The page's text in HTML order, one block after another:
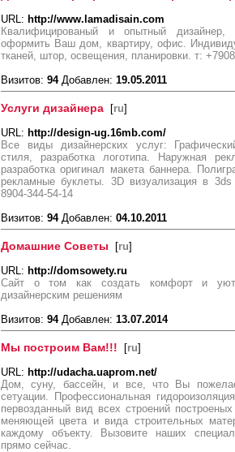
URL: http://www.lamadisain.com
Квалифицированый и опытный
оформить Ваш дом, квартиру, офис.
тканей, штор, освещения, планировки. т:
Визитов: 94Добавлен: 19.05.2011
Услуги дизайнера [ru]
URL: http://design-ug.16mb.com/
Все виды дизайнерских услуг:
стиля, разработка логотипа. Наружная
разработка оригинал макета баннера.
рекламные буклеты. 3D визуализация в
8904-344-54-14
Визитов: 94Добавлен: 04.10.2011
Домашние Советы [ru]
URL: http://domsowety.ru
Сайт о том как создать комфорт и
дизайнерским решениям
Визитов: 94Добавлен: 13.07.2014
Мы построим Вам!!! [ru]
URL: http://udacha.uaprom.net/
Дом, суну, бассейн, и все, что Вы
сетуации. Профессиональная
первозданный вид всех строений
меняющей цвета и вида строительных
каждому объекту. Вызовите наших
прямо сейчас.